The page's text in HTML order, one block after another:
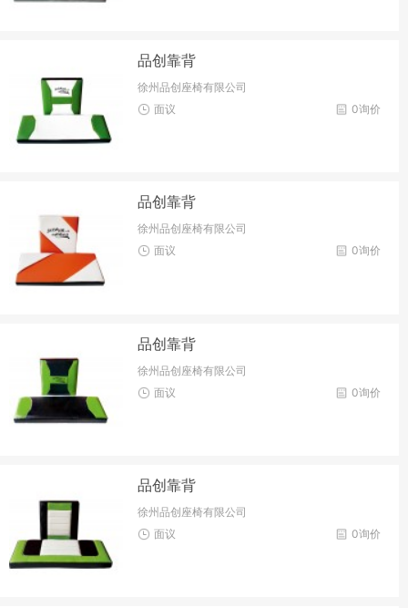
品创靠背
徐州品创座椅有限公司
0询价
面议
品创靠背
徐州品创座椅有限公司
0询价
面议
品创靠背
徐州品创座椅有限公司
0询价
面议
品创靠背
徐州品创座椅有限公司
0询价
面议